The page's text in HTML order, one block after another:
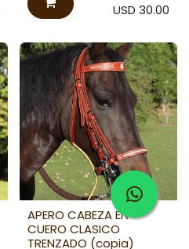
USD 30.00
APERO CABEZA EN
CUERO CLASICO
TRENZADO (copia)